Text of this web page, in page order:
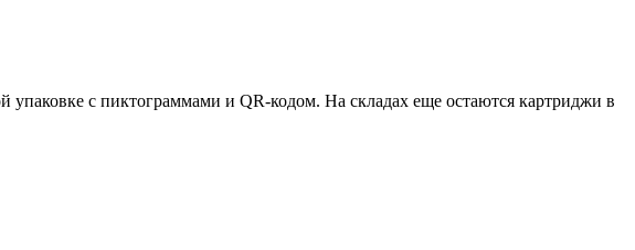
с пиктограммами и QR-кодом. На складах еще остаются картриджи в